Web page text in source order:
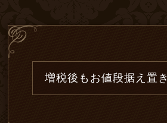
増税後もお値段据え置き